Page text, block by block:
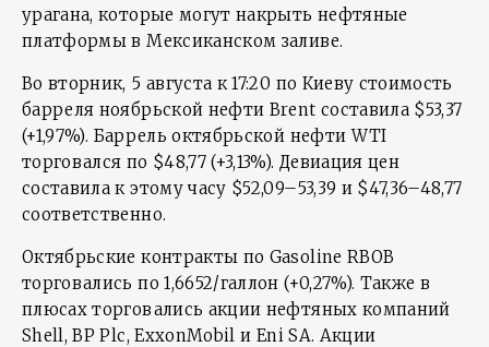
урагана, которые могут накрыть нефтяные
платформы в Мексиканском заливе.
Во вторник, 5 августа к 17:20 по Киеву стоимость
барреля ноябрьской нефти Brent составила $53,37
(+1,97%). Баррель октябрьской нефти WTI
торговался по $48,77 (+3,13%). Девиация цен
составила к этому часу $52,09–53,39 и $47,36–48,77
соответственно.
Октябрьские контракты по Gasoline RBOB
торговались по 1,6652/галлон (+0,27%). Также в
плюсах торговались акции нефтяных компаний
Shell, BP Plc, ExxonMobil и Eni SA. Акции